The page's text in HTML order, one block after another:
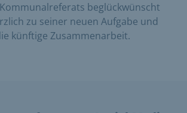
beglückwünscht
zu seiner neuen Aufgabe und
künftige Zusammenarbeit.